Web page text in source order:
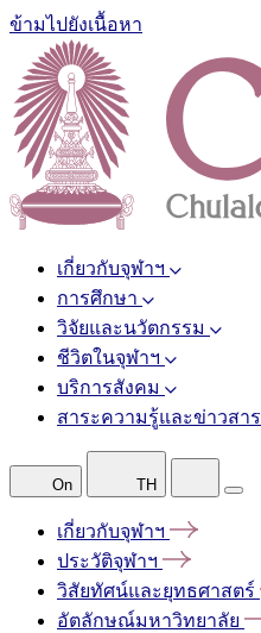
ข้ามไปยังเนื้อหา
เกี่ยวกับจุฬาฯ
การศึกษา
วิจัยและนวัตกรรม
ชีวิตในจุฬาฯ
บริการสังคม
สาระความรู้และข่าวสาร
On TH
เกี่ยวกับจุฬาฯ
ประวัติจุฬาฯ
วิสัยทัศน์และยุทธศาสตร์
อัตลักษณ์มหาวิทยาลัย